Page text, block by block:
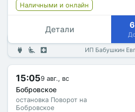
Наличными и онлайн
Детали
ИП Бабушкин
15:059 авг., вс
Бобровское
остановка Поворот на
Бобровское